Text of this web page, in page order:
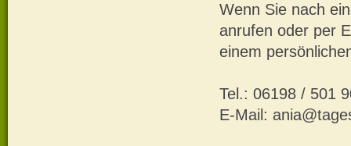
Wenn Sie nach
anrufen oder per
einem
Tel.: 06198 / 501
E-Mail: